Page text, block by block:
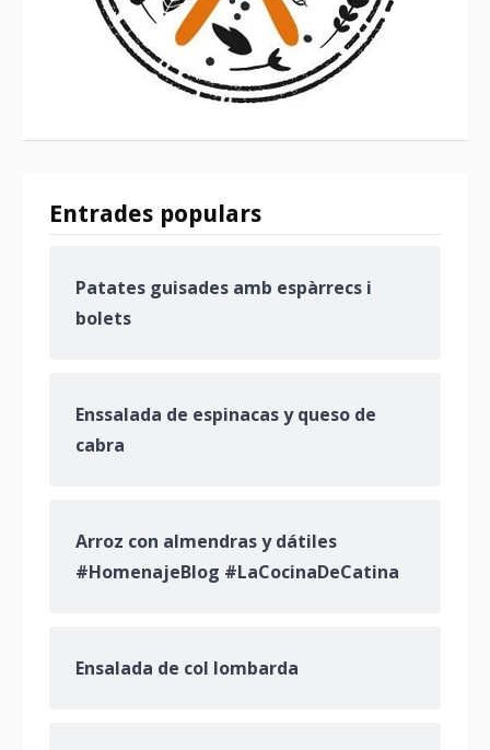
Entrades populars
Patates guisades amb espàrrecs i
bolets
Enssalada de espinacas y queso de
cabra
Arroz con almendras y dátiles
#HomenajeBlog #LaCocinaDeCatina
Ensalada de col lombarda